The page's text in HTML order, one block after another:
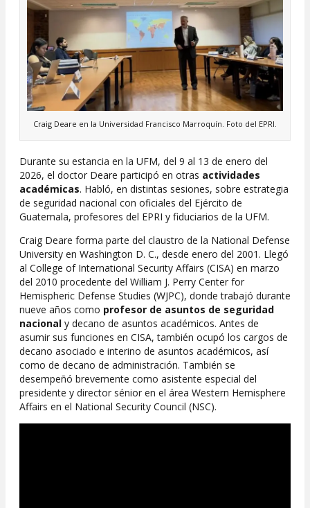
Craig Deare en la Universidad Francisco Marroquín. Foto del EPRI.
Durante su estancia en la UFM, del 9 al 13 de enero del
2026, el doctor Deare participó en otras actividades
académicas. Habló, en distintas sesiones, sobre estrategia
de seguridad nacional con oficiales del Ejército de
Guatemala, profesores del EPRI y fiduciarios de la UFM.
Craig Deare forma parte del claustro de la National Defense
University en Washington D. C., desde enero del 2001. Llegó
al College of International Security Affairs (CISA) en marzo
del 2010 procedente del William J. Perry Center for
Hemispheric Defense Studies (WJPC), donde trabajó durante
nueve años como profesor de asuntos de seguridad
nacional y decano de asuntos académicos. Antes de
asumir sus funciones en CISA, también ocupó los cargos de
decano asociado e interino de asuntos académicos, así
como de decano de administración. También se
desempeñó brevemente como asistente especial del
presidente y director sénior en el área Western Hemisphere
Affairs en el National Security Council (NSC).